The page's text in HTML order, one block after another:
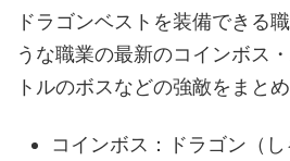
ドラゴンベストを装備できる
うな職業の最新のコインボス
トルのボスなどの強敵をまと
コインボス：ドラゴン（